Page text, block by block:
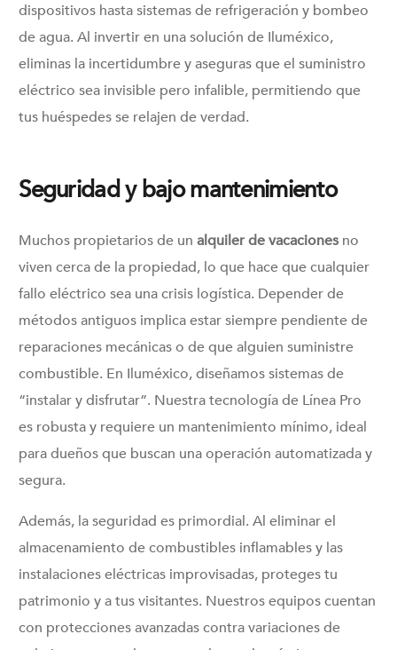
dispositivos hasta sistemas de refrigeración y bombeo
de agua. Al invertir en una solución de Iluméxico,
eliminas la incertidumbre y aseguras que el suministro
eléctrico sea invisible pero infalible, permitiendo que
tus huéspedes se relajen de verdad.
Seguridad y bajo mantenimiento
Muchos propietarios de unalquiler de vacaciones no
viven cerca de la propiedad, lo que hace que cualquier
fallo eléctrico sea una crisis logística. Depender de
métodos antiguos implica estar siempre pendiente de
reparaciones mecánicas o de que alguien suministre
combustible. En Iluméxico, diseñamos sistemas de
“instalar y disfrutar”. Nuestra tecnología de Línea Pro
es robusta y requiere un mantenimiento mínimo, ideal
para dueños que buscan una operación automatizada y
segura.
Además, la seguridad es primordial. Al eliminar el
almacenamiento de combustibles inflamables y las
instalaciones eléctricas improvisadas, proteges tu
patrimonio y a tus visitantes. Nuestros equipos cuentan
con protecciones avanzadas contra variaciones de